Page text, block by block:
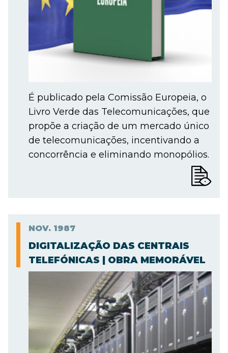
É publicado pela Comissão Europeia, o
Livro Verde das Telecomunicações, que
propõe a criação de um mercado único
de telecomunicações, incentivando a
concorrência e eliminando monopólios.
NOV. 1987
DIGITALIZAÇÃO DAS CENTRAIS
TELEFÓNICAS | OBRA MEMORÁVEL